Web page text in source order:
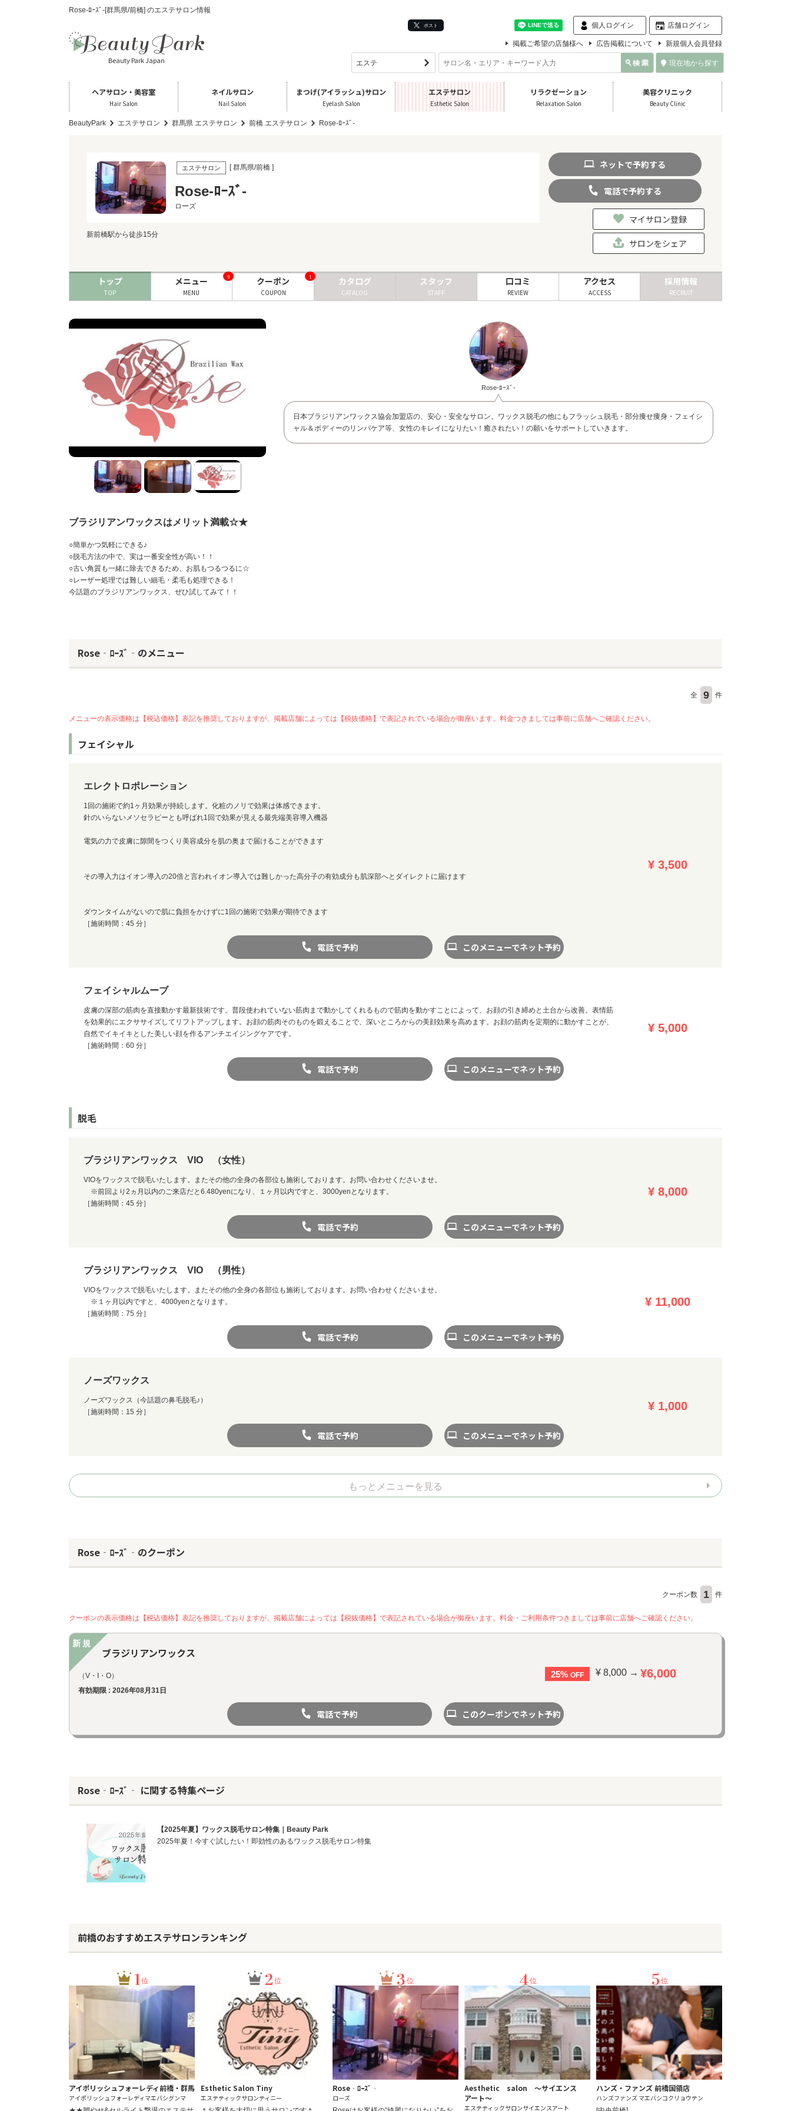
Rose‐ﾛｰｽﾞ‐[群馬県/前橋] のエステサロン情報
ポスト 個人ログイン 店舗ログイン
Beauty Park Japan
掲載ご希望の店舗様へ 広告掲載について 新規個人会員登録
現在地から探す
ヘアサロン・美容室
Hair Salon
ネイルサロン
Nail Salon
まつげ(アイラッシュ)サロン
Eyelash Salon
エステサロン
Esthetic Salon
リラクゼーション
Relaxation Salon
美容クリニック
Beauty Clinic
BeautyPark エステサロン 群馬県 エステサロン 前橋 エステサロン Rose‐ﾛｰｽﾞ‐
エステサロン [ 群馬県/前橋 ]
Rose‐ﾛｰｽﾞ‐
ローズ
新前橋駅から徒歩15分
ネットで予約する
電話で予約する
マイサロン登録
サロンをシェア
トップ
TOP
メニュー
MENU
9 クーポン
COUPON
1 カタログ
CATALOG
スタッフ
STAFF
口コミ
REVIEW
アクセス
ACCESS
採用情報
RECRUIT
Rose‐ﾛｰｽﾞ‐
日本ブラジリアンワックス協会加盟店の、安心・安全なサロン。ワックス脱毛の他にもフラッシュ脱毛・部分痩せ痩身・フェイシ
ャル＆ボディーのリンパケア等、女性のキレイになりたい！癒されたい！の願いをサポートしていきます。
ブラジリアンワックスはメリット満載☆★
○簡単かつ気軽にできる♪
○脱毛方法の中で、実は一番安全性が高い！！
○古い角質も一緒に除去できるため、お肌もつるつるに☆
○レーザー処理では難しい細毛・柔毛も処理できる！
今話題のブラジリアンワックス、ぜひ試してみて！！
Rose‐ﾛｰｽﾞ‐のメニュー
全 9 件
メニューの表示価格は【税込価格】表記を推奨しておりますが、掲載店舗によっては【税抜価格】で表記されている場合が御座います。料金つきましては事前に店舗へご確認ください。
フェイシャル
エレクトロポレーション
1回の施術で約1ヶ月効果が持続します。化粧のノリで効果は体感できます。
針のいらないメソセラピーとも呼ばれ1回で効果が見える最先端美容導入機器
電気の力で皮膚に隙間をつくり美容成分を肌の奥まで届けることができます
その導入力はイオン導入の20倍と言われイオン導入では難しかった高分子の有効成分も肌深部へとダイレクトに届けます
ダウンタイムがないので肌に負担をかけずに1回の施術で効果が期待できます
［施術時間：45 分］
¥ 3,500
電話で予約 このメニューでネット予約
フェイシャルムーブ
皮膚の深部の筋肉を直接動かす最新技術です。普段使われていない筋肉まで動かしてくれるもので筋肉を動かすことによって、お顔の引き締めと土台から改善。表情筋
を効果的にエクササイズしてリフトアップします。お顔の筋肉そのものを鍛えることで、深いところからの美顔効果を高めます。お顔の筋肉を定期的に動かすことが、
自然でイキイキとした美しい顔を作るアンチエイジングケアです。
［施術時間：60 分］
¥ 5,000
電話で予約 このメニューでネット予約
脱毛
ブラジリアンワックス VIO （女性）
VIOをワックスで脱毛いたします。またその他の全身の各部位も施術しております。お問い合わせくださいませ。
※前回より2ヵ月以内のご来店だと6.480yenになり、１ヶ月以内ですと、3000yenとなります。
［施術時間：45 分］
¥ 8,000
電話で予約 このメニューでネット予約
ブラジリアンワックス VIO （男性）
VIOをワックスで脱毛いたします。またその他の全身の各部位も施術しております。お問い合わせくださいませ。
※１ヶ月以内ですと、4000yenとなります。
［施術時間：75 分］
¥ 11,000
電話で予約 このメニューでネット予約
ノーズワックス
ノーズワックス（今話題の鼻毛脱毛♪）
［施術時間：15 分］
¥ 1,000
電話で予約 このメニューでネット予約
もっとメニューを見る
Rose‐ﾛｰｽﾞ‐のクーポン
クーポン数 1 件
クーポンの表示価格は【税込価格】表記を推奨しておりますが、掲載店舗によっては【税抜価格】で表記されている場合が御座います。料金・ご利用条件つきましては事前に店舗へご確認ください。
新規
ブラジリアンワックス
（V・I・O）
有効期限 : 2026年08月31日
25% OFF ¥ 8,000 → ¥6,000
電話で予約 このクーポンでネット予約
Rose‐ﾛｰｽﾞ‐ に関する特集ページ
【2025年夏】ワックス脱毛サロン特集｜Beauty Park
2025年夏！今すぐ試したい！即効性のあるワックス脱毛サロン特集
前橋のおすすめエステサロンランキング
1位
アイポリッシュフォーレディ前橋・群馬
アイポリッシュフォーレディマエバシグンマ
2 位
Esthetic Salon Tiny
エステティックサロンティニー
3 位
Rose‐ﾛｰｽﾞ‐
ローズ
4位
Aesthetic salon ～サイエンス
アート～
エステティックサロンサイエンスアート
5 位
ハンズ・ファンズ 前橋国領店
ハンズファンズ マエバシコクリョウテン